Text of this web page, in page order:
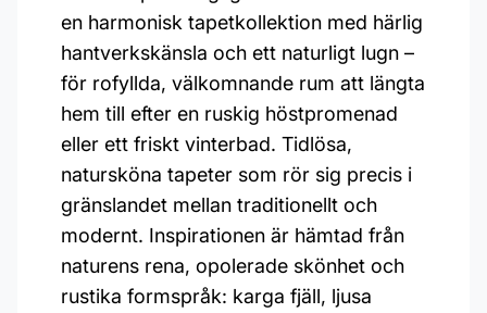
en harmonisk tapetkollektion med härlig
hantverkskänsla och ett naturligt lugn –
för rofyllda, välkomnande rum att längta
hem till efter en ruskig höstpromenad
eller ett friskt vinterbad. Tidlösa,
natursköna tapeter som rör sig precis i
gränslandet mellan traditionellt och
modernt. Inspirationen är hämtad från
naturens rena, opolerade skönhet och
rustika formspråk: karga fjäll, ljusa